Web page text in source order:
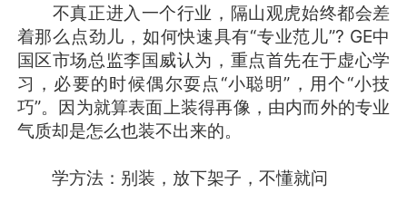
不真正进入一个行业，隔山观虎始终都会差
着那么点劲儿，如何快速具有“专业范儿”? GE中
国区市场总监李国威认为，重点首先在于虚心学
习，必要的时候偶尔耍点“小聪明”，用个“小技
巧”。因为就算表面上装得再像，由内而外的专业
气质却是怎么也装不出来的。
学方法：别装，放下架子，不懂就问